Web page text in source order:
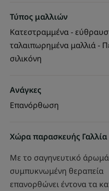
Τύπος μαλλιών
Κατεστραμμένα -
ταλαιπωρημένα μαλλιά -
σιλικόνη
Ανάγκες
Επανόρθωση
Χώρα παρασκευής Γαλλία
Με το σαγηνευτικό άρωμά
συμπυκνωμένη θεραπεία
επανορθώνει έντονα τα